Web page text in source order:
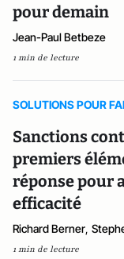
pour demain
Jean-Paul Betbeze
1 min de lecture
SOLUTIONS POUR
Sanctions
premiers
réponse pour
efficacité
Richard Berner,
1 min de lecture